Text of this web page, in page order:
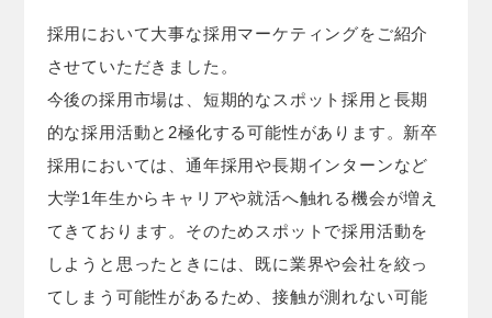
採用において大事な採用マーケティングをご紹介
させていただきました。
今後の採用市場は、短期的なスポット採用と長期
的な採用活動と2極化する可能性があります。新卒
採用においては、通年採用や長期インターンなど
大学1年生からキャリアや就活へ触れる機会が増え
てきております。そのためスポットで採用活動を
しようと思ったときには、既に業界や会社を絞っ
てしまう可能性があるため、接触が測れない可能